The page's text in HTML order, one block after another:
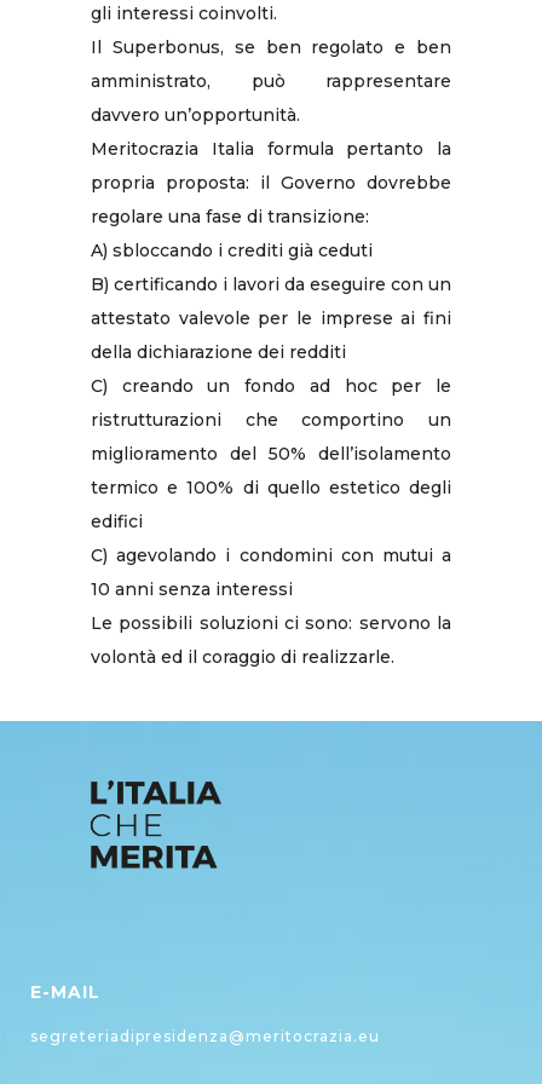
gli interessi coinvolti.
Il Superbonus, se ben regolato e ben
amministrato, può rappresentare
davvero un’opportunità.
Meritocrazia Italia formula pertanto la
propria proposta: il Governo dovrebbe
regolare una fase di transizione:
A) sbloccando i crediti già ceduti
B) certificando i lavori da eseguire con un
attestato valevole per le imprese ai fini
della dichiarazione dei redditi
C) creando un fondo ad hoc per le
ristrutturazioni che comportino un
miglioramento del 50% dell’isolamento
termico e 100% di quello estetico degli
edifici
C) agevolando i condomini con mutui a
10 anni senza interessi
Le possibili soluzioni ci sono: servono la
volontà ed il coraggio di realizzarle.
E-MAIL
segreteriadipresidenza@meritocrazia.eu